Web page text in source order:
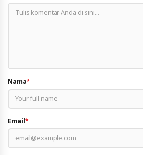
Nama*
Email*